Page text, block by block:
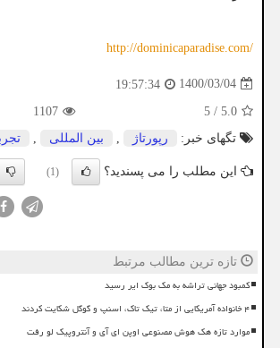
http://dominicaparadise.com/
1400/03/04
19:57:34
5.0
/
5
1107
تگهای خبر:
رپورتاژ بین المللی
این مطلب را می پسندید؟ (1)
تازه ترین مطالب مرتبط
کمبود جهانی تراشه به مک بوک ایر رسید
۴ خانواده آمریکایی از متا، تیک تاک، اسنپ و گوگل شکایت کردند
موارد تازه هک هوش مصنوعی اوپن ای آی و آنتروپیک لو رفت